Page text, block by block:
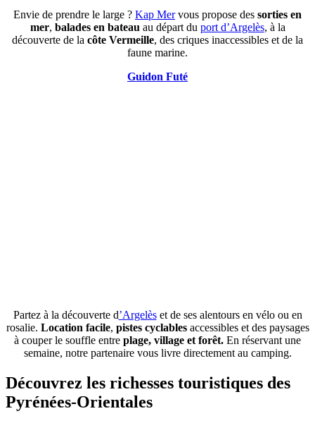
Envie de prendre le large ? Kap Mervous propose des sorties en
mer, balades en bateau au départ du port d’Argelès, à la
découverte de la côte Vermeille, des criques inaccessibles et de la
faune marine.
Guidon Futé
Partez à la découverte d’Argelèset de ses alentours en vélo ou en
rosalie. Location facile, pistes cyclablesaccessibles et des paysages
à couper le souffle entre plage, village et forêt. En réservant une
semaine, notre partenaire vous livre directement au camping.
Découvrez les richesses touristiques des
Pyrénées-Orientales